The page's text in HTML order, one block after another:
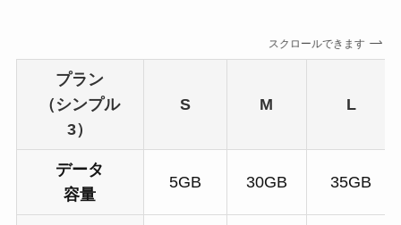
スクロールできます
プラン
（シンプル
3）
S M L
データ
容量
5GB 30GB 35GB